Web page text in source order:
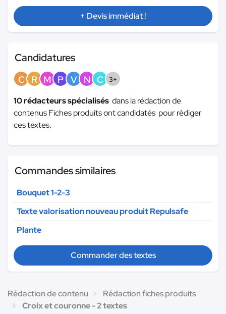
+ Devis immédiat !
Candidatures
C R M P V N C 3+
10 rédacteurs spécialisés dans la rédaction de
contenus Fiches produits ont candidatés pour rédiger
ces textes.
Commandes similaires
Bouquet 1-2-3
Texte valorisation nouveau produit Repulsafe
Plante
Commander des textes
Rédaction de contenu
Rédaction fiches produits
Croix et couronne - 2 textes